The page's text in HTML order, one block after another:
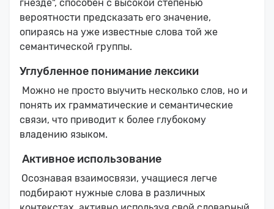
гнезде", способен с высокой степенью
вероятности предсказать его значение,
опираясь на уже известные слова той же
семантической группы.
Углубленное понимание лексики
Можно не просто выучить несколько слов, но и
понять их грамматические и семантические
связи, что приводит к более глубокому
владению языком.
Активное использование
Осознавая взаимосвязи, учащиеся легче
подбирают нужные слова в различных